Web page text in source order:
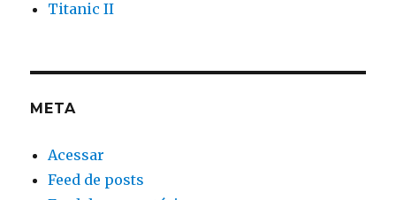
Titanic II
META
Acessar
Feed de posts